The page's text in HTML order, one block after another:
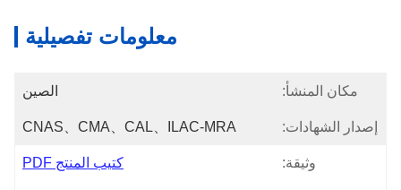
معلومات تفصيلية
مكان المنشأ: الصين
إصدار الشهادات: CNAS、CMA、CAL、ILAC-MRA
وثيقة: كتيب المنتج PDF